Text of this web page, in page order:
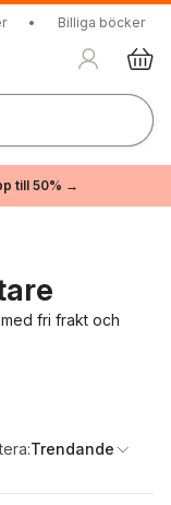
• Billiga böcker
till 50% →
fri frakt och
Trendande